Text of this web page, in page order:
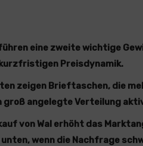
eine zweite wichtige
Preisdynamik.
zeigen Brieftaschen, die
groß angelegte Verteilung
von Wal erhöht das
wenn die Nachfrage